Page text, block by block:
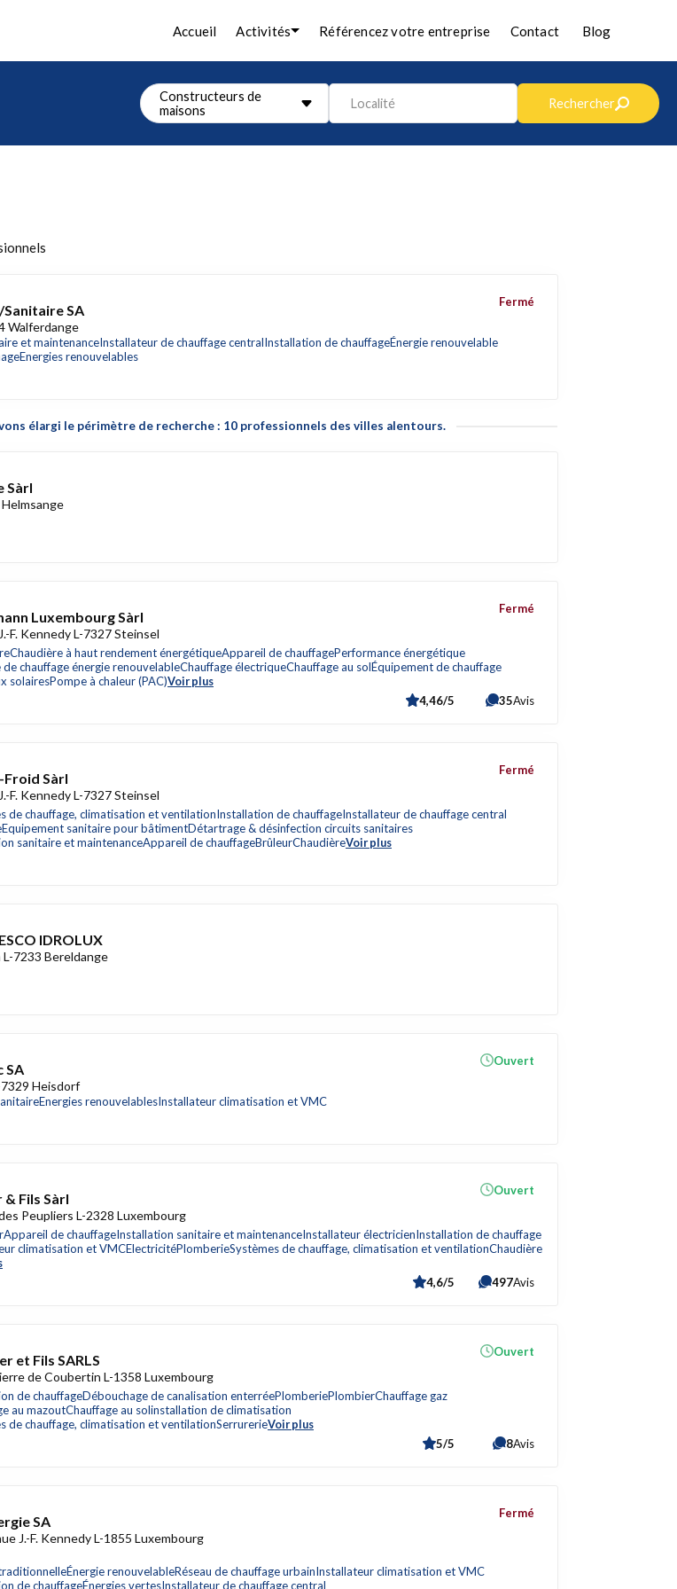
Accueil Activités Référencez votre entreprise Contact Blog
Constructeurs de
maisons
Localité Rechercher
SA
Walferdange
et maintenanceInstallateur de chauffage centralInstallation de chauffageÉnergie renouvelable
Energies renouvelables
Fermé
élargi le périmètre de recherche : 10 professionnels des villes alentours.
Sàrl
Luxembourg Sàrl
F. Kennedy L-7327 Steinsel
Chaudière à haut rendement énergétiqueAppareil de chauffagePerformance énergétique
de chauffage énergie renouvelableChauffage électriqueChauffage au solÉquipement de chauffage
solairesPompe à chaleur (PAC)Voir plus
Fermé
4,46/5 35Avis
Froid Sàrl
F. Kennedy L-7327 Steinsel
de chauffage, climatisation et ventilationInstallation de chauffageInstallateur de chauffage central
Equipement sanitaire pour bâtimentDétartrage & désinfection circuits sanitaires
sanitaire et maintenanceAppareil de chauffageBrûleurChaudièreVoir plus
Fermé
IDROLUX
7233 Bereldange
SA
Heisdorf
Energies renouvelablesInstallateur climatisation et VMC
Ouvert
Fils Sàrl
Peupliers L-2328 Luxembourg
Appareil de chauffageInstallation sanitaire et maintenanceInstallateur électricienInstallation de chauffage
climatisation et VMCElectricitéPlomberieSystèmes de chauffage, climatisation et ventilationChaudière
Ouvert
4,6/5 497Avis
et Fils SARLS
de Coubertin L-1358 Luxembourg
de chauffageDébouchage de canalisation enterréePlomberiePlombierChauffage gaz
au mazoutChauffage au solinstallation de climatisation
de chauffage, climatisation et ventilationSerrurerieVoir plus
Ouvert
5/5 8Avis
SA
J.-F. Kennedy L-1855 Luxembourg
Énergie renouvelableRéseau de chauffage urbainInstallateur climatisation et VMC
de chauffageÉnergies vertesInstallateur de chauffage central
Fermé